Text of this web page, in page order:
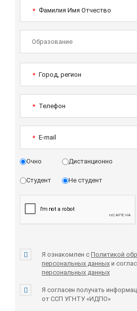
* Фамилия Имя Отчество
* Город, регион
* Телефон
* E-mail
Очно Дистанционно
Студент Не студент
Я ознакомлен с Политикой
персональных данных и
персональных данных
Я согласен получать
от ССП УГНТУ «ИДПО»